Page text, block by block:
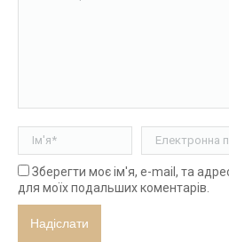
Ім'я * Електронна
Зберегти моє ім'я, e-mail, та
для моїх подальших коментарів.
Надіслати